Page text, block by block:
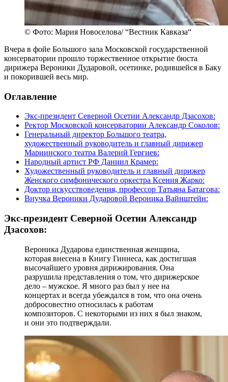
© Фото: Мария Новоселова/ “Вестник Кавказа“
Вчера в фойе Большого зала Московской государственной
консерватории прошло торжественное открытие бюста
дирижера Вероники Дударовой, осетинке, родившейся в Баку
и покорившей весь мир.
Оглавление
Экс-президент Северной Осетии Александр Дзасохов:
Ректор Московской консерватории Александр Соколов:
Генеральный директор Большого театра,
художественный руководитель и главный дирижер
Мариинского театра Валерий Гергиев:
Народный артист РФ Даниил Крамер:
Художественный руководитель и главный дирижер
Женского симфонического оркестра Ксения Жарко:
Доктор искусствоведения, профессор Татьяна Батагова:
Внучка Вероники Дударовой Вероника Вайнштейн:
Экс-президент Северной Осетии Александр
Дзасохов:
Вероника Дударова единственная женщина,
которая внесена в Книгу Гиннеса, как достигшая
высочайшего уровня дирижирования. Она
разрушила представления о том, что дирижерское
дело – мужское. Я много раз был у нее на
концертах и всегда убеждался в том, что она очень
добросовестно относилась к работам
композиторов. С некоторыми из них я был знаком,
и они это подтверждали.